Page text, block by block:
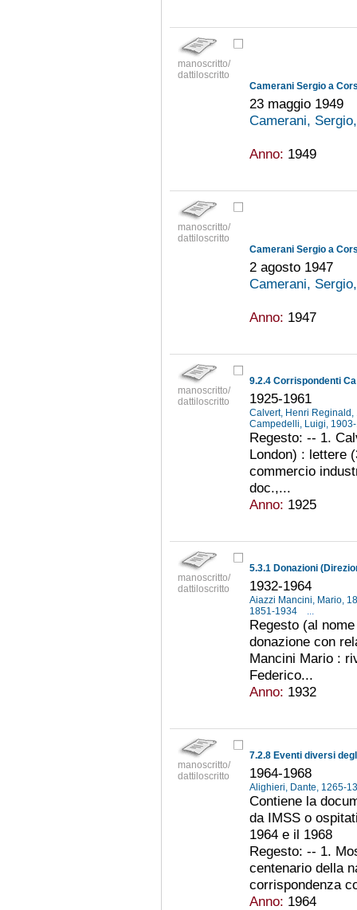
manoscritto/
dattiloscritto
Camerani Sergio a
23 maggio 1949
Camerani,
Anno: 1949
manoscritto/
dattiloscritto
Camerani Sergio a
2 agosto 1947
Camerani,
Anno: 1947
manoscritto/
dattiloscritto
9.2.4 Corrispondenti Ca
1925-1961
Calvert, Henri
Campedelli, Luigi,
Regesto: -- 1.
London) : lettere
commercio
doc.,...
Anno: 1925
manoscritto/
dattiloscritto
5.3.1 Donazioni
1932-1964
Aiazzi Mancini, Mario,
1851-1934
Regesto (al
donazione con
Mancini Mario :
Federico...
Anno: 1932
manoscritto/
dattiloscritto
7.2.8 Eventi diversi
1964-1968
Alighieri, Dante, 1265-
Contiene la
da IMSS o
1964 e il 1968
Regesto: -- 1.
centenario della
corrispondenza
Anno: 1964